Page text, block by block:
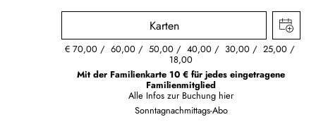
Karten
€ 70,00 60,00 50,00 40,00 30,00 25,00
18,00
Mit der Familienkarte 10 € für jedes eingetragene
Familienmitglied
Alle Infos zur Buchung hier
Sonntagnachmittags-Abo